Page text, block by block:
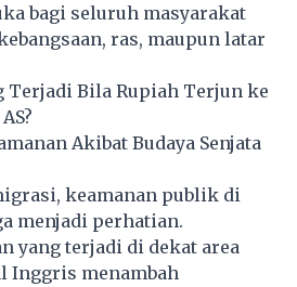
bagi seluruh masyarakat
ras, maupun latar
Terjadi Bila Rupiah Terjun ke
Akibat Budaya Senjata
keamanan publik di
menjadi perhatian.
yang terjadi di dekat area
Inggris menambah